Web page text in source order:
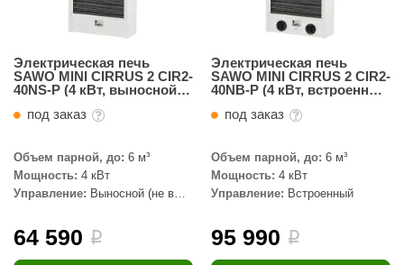
Электрическая печь
SAWO MINI CIRRUS 2 CIR2-
40NS-P (4 кВт, выносной
под заказ
Объем парной, до: 6 м³
Мощность: 4 кВт
Управление: Выносной (не в
64 590 i
Электрическая печь
SAWO MINI CIRRUS 2 CIR2-
40NB-P (4 кВт, встроенный
под заказ
Объем парной, до: 6 м³
Мощность: 4 кВт
Управление: Встроенный
95 990 i